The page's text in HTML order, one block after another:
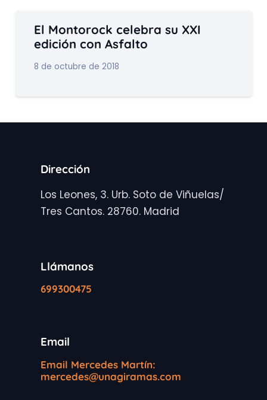
El Montorock celebra su XXI
edición con Asfalto
8 de octubre de 2018
Dirección
Los Leones, 3. Urb. Soto de Viñuelas/
Tres Cantos. 28760. Madrid
Llámanos
699300475
Email
Email Mercedes Martín:
mercedes@unagiramas.com